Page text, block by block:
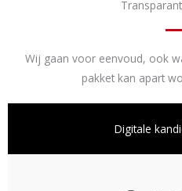
Wij gaan voor eenvoud, ook
pakket kan apart
Digitale